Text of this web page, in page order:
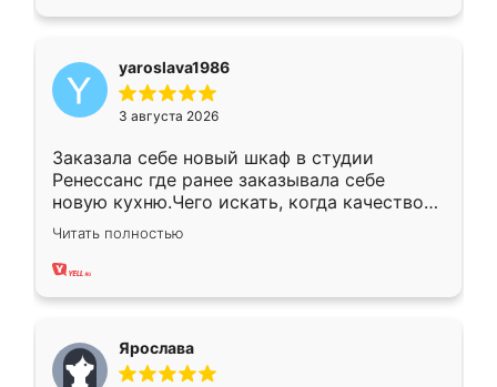
yaroslava1986
3 августа 2026
Заказала себе новый шкаф в студии
Ренессанс где ранее заказывала себе
новую кухню.Чего искать, когда качеством
вполне довольна. Служит кухня уже почти
два года, нареканий нет.
Читать полностью
Ярослава